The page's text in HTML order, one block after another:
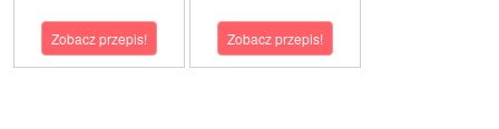
Zobacz przepis! Zobacz przepis!